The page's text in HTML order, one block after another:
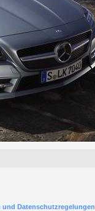
und Datenschutzregelungen